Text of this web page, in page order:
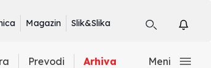
Magazin Slik&Slika
Prevodi Arhiva Meni